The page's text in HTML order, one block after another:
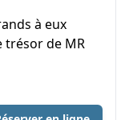
à eux
trésor de MR